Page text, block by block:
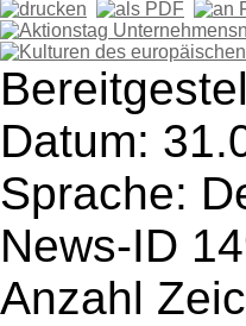
Datum:
Sprache:
News-ID
Anzahl